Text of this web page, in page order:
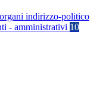
indirizzo-politico
- amministrativi 10